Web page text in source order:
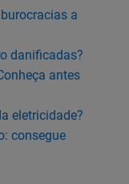
a
danificadas?
antes
eletricidade?
consegue